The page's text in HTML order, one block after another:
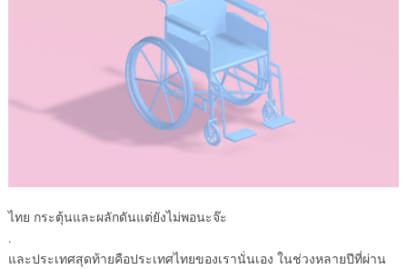
ไทย กระตุ้นและผลักดันแต่ยังไม่พอนะจ๊ะ
.
และประเทศสุดท้ายคือประเทศไทยของเรานั่นเอง ในช่วงหลายปีที่ผ่าน